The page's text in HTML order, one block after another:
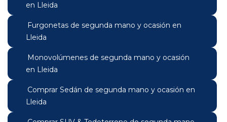
en Lleida
Furgonetas de segunda mano y ocasión en
Lleida
Monovolúmenes de segunda mano y ocasión
en Lleida
Comprar Sedán de segunda mano y ocasión en
Lleida